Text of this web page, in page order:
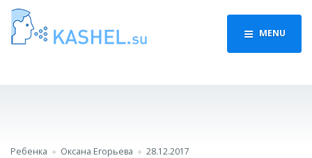
MENU
Ребенка Оксана Егорьева 28.12.2017